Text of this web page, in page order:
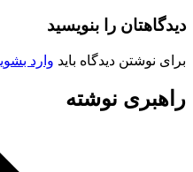
دیدگاهتان را بنویسید
برای نوشتن دیدگاه باید وارد
راهبری نوشته